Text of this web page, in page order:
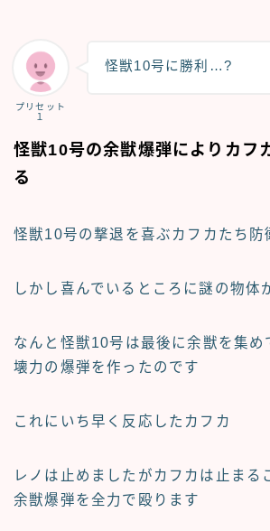
プリセット
１
怪獣10号に勝利…?
怪獣10号の余獣爆弾によりカフ
る
怪獣10号の撃退を喜ぶカフカたち防
しかし喜んでいるところに謎の物体
なんと怪獣10号は最後に余獣を集め
壊力の爆弾を作ったのです
これにいち早く反応したカフカ
レノは止めましたがカフカは止まる
余獣爆弾を全力で殴ります